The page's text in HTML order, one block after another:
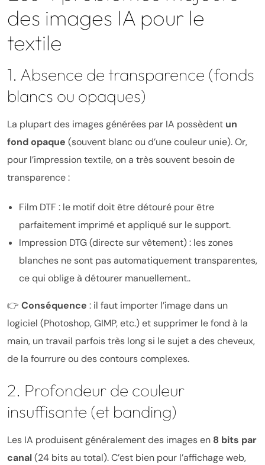
des images IA pour le
textile
1. Absence de transparence (fonds
blancs ou opaques)
La plupart des images générées par IA possèdent un
fond opaque (souvent blanc ou d’une couleur unie). Or,
pour l’impression textile, on a très souvent besoin de
transparence :
Film DTF : le motif doit être détouré pour être
parfaitement imprimé et appliqué sur le support.
Impression DTG (directe sur vêtement) : les zones
blanches ne sont pas automatiquement transparentes,
ce qui oblige à détourer manuellement..
👉 Conséquence : il faut importer l’image dans un
logiciel (Photoshop, GIMP, etc.) et supprimer le fond à la
main, un travail parfois très long si le sujet a des cheveux,
de la fourrure ou des contours complexes.
2. Profondeur de couleur
insuffisante (et banding)
Les IA produisent généralement des images en 8 bits par
canal(24 bits au total). C’est bien pour l’affichage web,